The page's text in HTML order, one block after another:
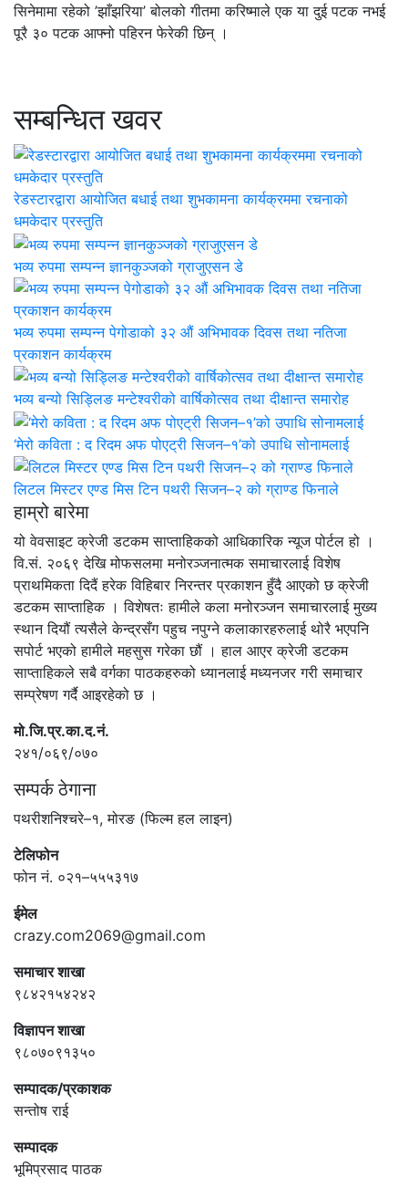
सिनेमामा रहेको ’झाँझरिया’ बोलको गीतमा करिष्माले एक या दुई पटक नभई
पूरै ३० पटक आफ्नो पहिरन फेरेकी छिन् ।
सम्बन्धित खवर
रेडस्टारद्वारा आयोजित बधाई तथा शुभकामना कार्यक्रममा रचनाको
धमकेदार प्रस्तुति
भव्य रुपमा सम्पन्न ज्ञानकुञ्जको ग्राजुएसन डे
भव्य रुपमा सम्पन्न पेगोडाको ३२ औं अभिभावक दिवस तथा नतिजा
प्रकाशन कार्यक्रम
भव्य बन्यो सिड्लिङ मन्टेश्वरीको वार्षिकोत्सव तथा दीक्षान्त समारोह
‘मेरो कविता : द रिदम अफ पोएट्री सिजन–१’को उपाधि सोनामलाई
लिटल मिस्टर एण्ड मिस टिन पथरी सिजन–२ को ग्राण्ड फिनाले
हाम्रो बारेमा
यो वेवसाइट क्रेजी डटकम साप्ताहिकको आधिकारिक न्यूज पोर्टल हो ।
वि.सं. २०६९ देखि मोफसलमा मनोरञ्जनात्मक समाचारलाई विशेष
प्राथमिकता दिदैं हरेक विहिबार निरन्तर प्रकाशन हुँदै आएको छ क्रेजी
डटकम साप्ताहिक । विशेषतः हामीले कला मनोरञ्जन समाचारलाई मुख्य
स्थान दियौं त्यसैले केन्द्रसँग पहुच नपुग्ने कलाकारहरुलाई थोरै भएपनि
सपोर्ट भएको हामीले महसुस गरेका छौं । हाल आएर क्रेजी डटकम
साप्ताहिकले सबै वर्गका पाठकहरुको ध्यानलाई मध्यनजर गरी समाचार
सम्प्रेषण गर्दै आइरहेको छ ।
मो.जि.प्र.का.द.नं.
२४१/०६९/०७०
सम्पर्क ठेगाना
पथरीशनिश्चरे–१, मोरङ (फिल्म हल लाइन)
टेलिफोन
फोन नं. ०२१–५५५३१७
ईमेल
crazy.com2069@gmail.com
समाचार शाखा
९८४२१५४२४२
विज्ञापन शाखा
९८०७०९१३५०
सम्पादक/प्रकाशक
सन्तोष राई
सम्पादक
भूमिप्रसाद पाठक